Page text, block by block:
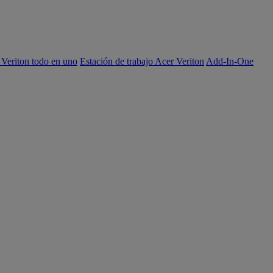
todo en uno Estación de trabajo Acer Veriton Add-In-One